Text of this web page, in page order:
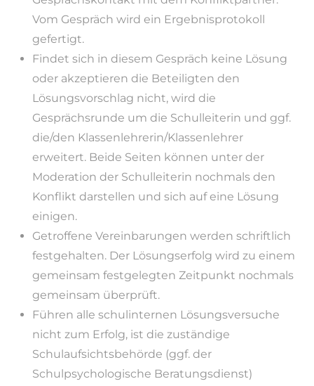
Vom Gespräch wird ein Ergebnisprotokoll
gefertigt.
Findet sich in diesem Gespräch keine Lösung
oder akzeptieren die Beteiligten den
Lösungsvorschlag nicht, wird die
Gesprächsrunde um die Schulleiterin und ggf.
die/den Klassenlehrerin/Klassenlehrer
erweitert. Beide Seiten können unter der
Moderation der Schulleiterin nochmals den
Konflikt darstellen und sich auf eine Lösung
einigen.
Getroffene Vereinbarungen werden schriftlich
festgehalten. Der Lösungserfolg wird zu einem
gemeinsam festgelegten Zeitpunkt nochmals
gemeinsam überprüft.
Führen alle schulinternen Lösungsversuche
nicht zum Erfolg, ist die zuständige
Schulaufsichtsbehörde (ggf. der
Schulpsychologische Beratungsdienst)